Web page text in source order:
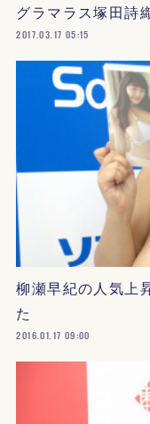
グラマラス塚田詩
2017.03.17 05:15
柳瀬早紀の人気上
た
2016.01.17 09:00